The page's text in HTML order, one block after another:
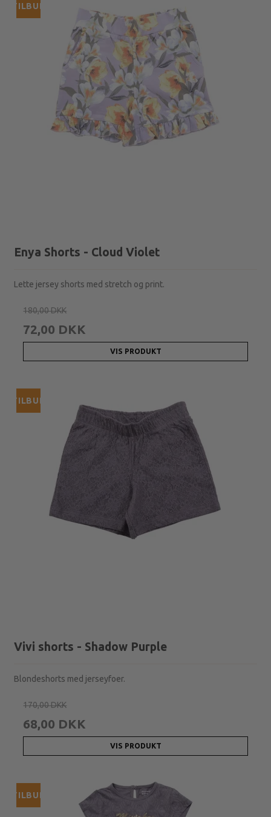
TILBUD
Enya Shorts - Cloud Violet
Lette jersey shorts med stretch og print.
180,00 DKK
72,00 DKK
VIS PRODUKT
TILBUD
Vivi shorts - Shadow Purple
Blondeshorts med jerseyfoer.
170,00 DKK
68,00 DKK
VIS PRODUKT
TILBUD